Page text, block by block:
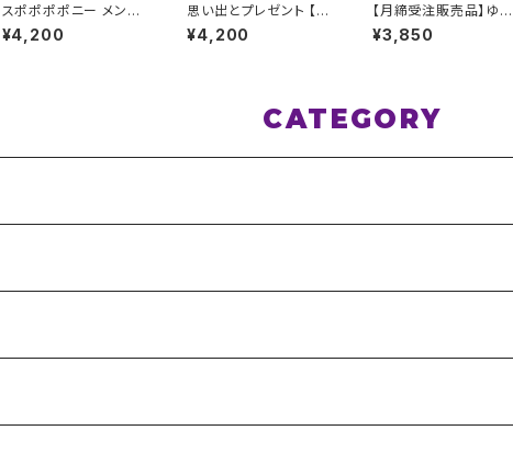
スポポポポニー メンバ
ーカラー シンプルデザ
イン ロゴTシャツ ライト
¥4,200
思い出とプレゼント 【天
羽あい】 生誕Ｔシャツ X
XL〜 XXXLサイズ
¥4,200
【月締受注販売品】ゆめ
みどきTシャツ(ゆめT)
S〜XLサイズ
¥3,850
CATEGORY